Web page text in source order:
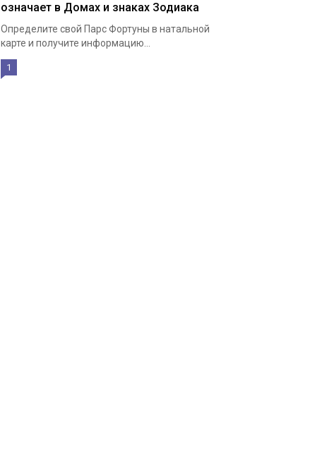
означает в Домах и знаках Зодиака
Определите свой Парс Фортуны в натальной
карте и получите информацию...
1